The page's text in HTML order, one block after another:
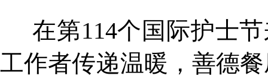
在第114个国际护士节
工作者传递温暖，善德